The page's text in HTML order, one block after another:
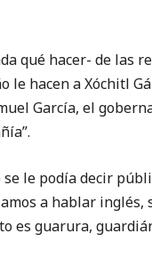
qué hacer- de las
hacen a Xóchitl
García, el
le podía decir
a hablar
es guarura,